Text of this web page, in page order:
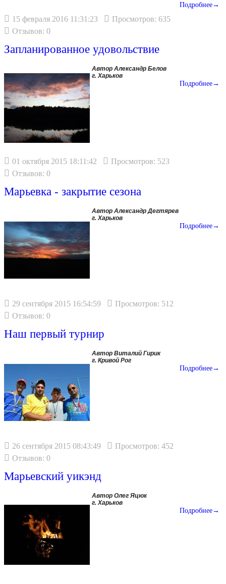
Подробнее→
15 февраля 2016 11:31:23
Просмотров: 635
Отзывов: 0
Запланированное удовольствие
Автор Александр Белов
г. Харьков
Подробнее→
01 октября 2015 18:11:42
Просмотров: 523
Отзывов: 0
Марьевка - закрытие сезона
Автор Александр Дегтярев
г. Харьков
Подробнее→
29 сентября 2015 16:54:59
Просмотров: 512
Отзывов: 0
Наш первый турнир
Автор Виталий Гирик
г. Кривой Рог
Подробнее→
26 сентября 2015 08:43:49
Просмотров: 452
Отзывов: 0
Марьевский уикэнд
Автор Олег Яцюк
г. Харьков
Подробнее→